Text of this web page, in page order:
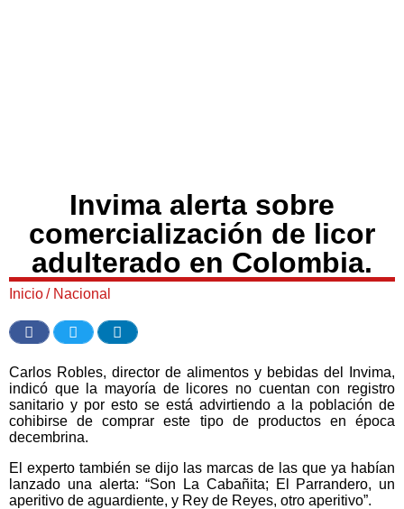
Invima alerta sobre
comercialización de licor
adulterado en Colombia.
Inicio/ Nacional
Carlos Robles, director de alimentos y bebidas del Invima,
indicó que la mayoría de licores no cuentan con registro
sanitario y por esto se está advirtiendo a la población de
cohibirse de comprar este tipo de productos en época
decembrina.
El experto también se dijo las marcas de las que ya habían
lanzado una alerta: “Son La Cabañita; El Parrandero, un
aperitivo de aguardiente, y Rey de Reyes, otro aperitivo”.